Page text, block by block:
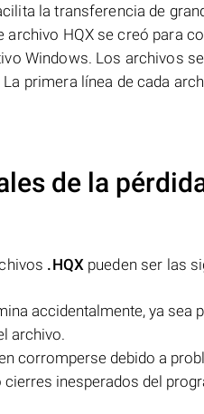
la transferencia de
HQX se creó para
Windows. Los archivos
primera línea de cada
de la
.HQXpueden ser las
accidentalmente, ya sea
archivo.
corromperse debido a
inesperados del